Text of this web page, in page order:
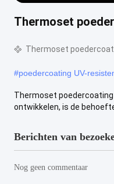
Thermoset
Thermoset
#poedercoating UV-
Thermoset
ontwikkelen, is de
Berichten van
Nog geen commentaar